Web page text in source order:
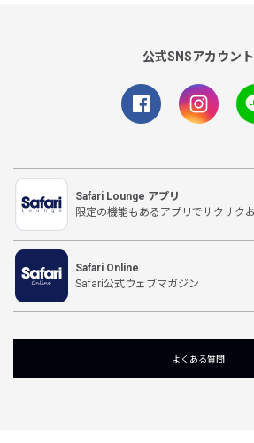
公式SNSアカウント
Safari Lounge アプリ
限定の機能もあるアプリでサクサク
Safari Online
Safari公式ウェブマガジン
よくある質問